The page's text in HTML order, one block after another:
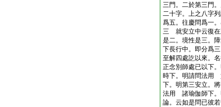
三門。二於第三門
二十字。上之八字
爲五。往慶問爲一
三 就安立中云復在
是二。境性是三。
下長行中。即分爲
至解四處訖以來。
正念別師處已以下
時下。明請問法用
下。明第三安立。
法用 諸瑜伽師下。
論。云如是問已彼